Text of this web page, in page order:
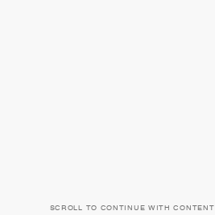
SCROLL TO CONTINUE WITH CONTENT